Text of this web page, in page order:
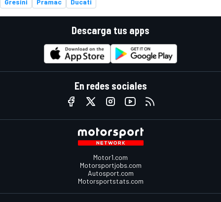
Gresini Pramac Ducati
Descarga tus apps
En redes sociales
Motor1.com
Motorsportjobs.com
Autosport.com
Motorsportstats.com